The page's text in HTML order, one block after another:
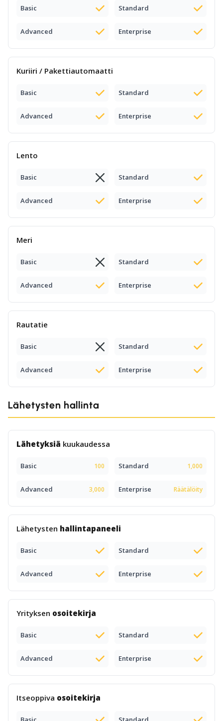
Basic Standard
Advanced Enterprise
Kuriiri / Pakettiautomaatti
Basic Standard
Advanced Enterprise
Lento
Basic Standard
Advanced Enterprise
Meri
Basic Standard
Advanced Enterprise
Rautatie
Basic Standard
Advanced Enterprise
Lähetysten hallinta
Lähetyksiä kuukaudessa
Basic 100 Standard 1,000
Advanced 3,000 Enterprise Räätälöity
Lähetysten hallintapaneeli
Basic Standard
Advanced Enterprise
Yrityksen osoitekirja
Basic Standard
Advanced Enterprise
Itseoppiva osoitekirja